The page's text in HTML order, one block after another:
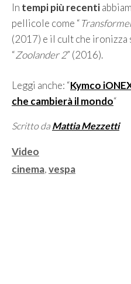
In tempi più recenti
pellicole come “
(2017) e il cult che ironizza
“Zoolander 2” (2016).
Leggi anche: “Kymco
che cambierà il mondo“
Scritto da Mattia Mezzetti
Categorie
Video
Tag
cinema,vespa